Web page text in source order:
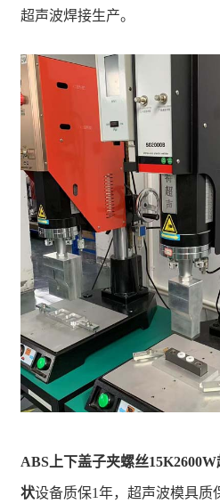
超声波焊接生产。
ABS上下盖子夹螺丝
状设备质保1年，超声波模具质